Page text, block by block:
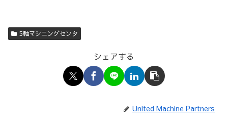
5軸マシニングセンタ
シェアする
United Machine Partners